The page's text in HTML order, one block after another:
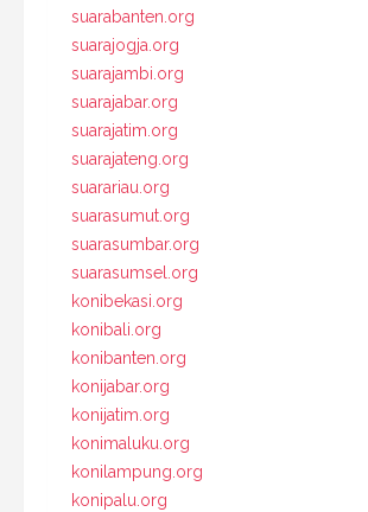
suarabanten.org
suarajogja.org
suarajambi.org
suarajabar.org
suarajatim.org
suarajateng.org
suarariau.org
suarasumut.org
suarasumbar.org
suarasumsel.org
konibekasi.org
konibali.org
konibanten.org
konijabar.org
konijatim.org
konimaluku.org
konilampung.org
konipalu.org